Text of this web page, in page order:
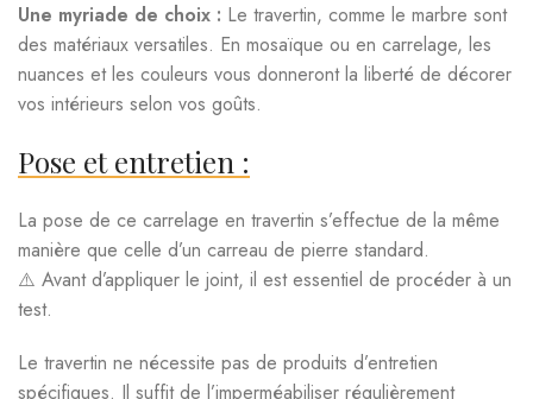
Une myriade de choix : Le travertin, comme le marbre sont
des matériaux versatiles. En mosaïque ou en carrelage, les
nuances et les couleurs vous donneront la liberté de décorer
vos intérieurs selon vos goûts.
Pose et entretien :
La pose de ce carrelage en travertin s’effectue de la même
manière que celle d’un carreau de pierre standard.
⚠️ Avant d’appliquer le joint, il est essentiel de procéder à un
test.
Le travertin ne nécessite pas de produits d’entretien
spécifiques. Il suffit de l’imperméabiliser régulièrement